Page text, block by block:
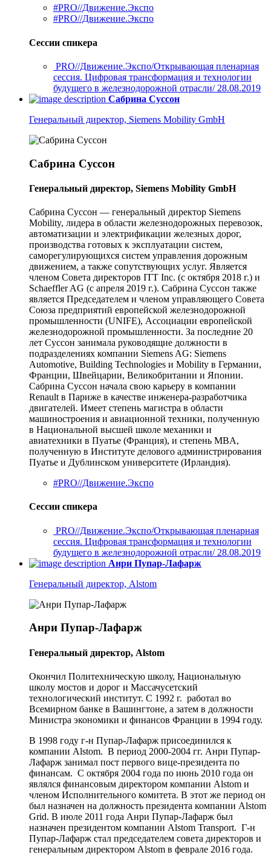
#PRO//Движение.Экспо
#PRO//Движение.Экспо
Сессии спикера
PRO//Движение.Экспо/Открывающая пленарная
сессия. Цифровая трансформация и технологии
будущего в железнодорожной отрасли/ 28.08.2019
Сабрина Суссон
Генеральный директор, Siemens Mobility GmbH
Сабрина Суссон
Генеральный директор, Siemens Mobility GmbH
Сабрина Суссон — генеральный директор Siemens
Mobility, лидера в области железнодорожных перевозок,
автоматизации и электрификации железных дорог,
производства готовых к эксплуатации систем,
саморегулирующихся систем управления дорожным
движением, а также сопутствующих услуг. Является
членом Совета директоров ITT Inc. (с октября 2018 г.) и
Schaeffler AG (с апреля 2019 г.). Сабрина Суссон также
является Председателем и членом управляющего Совета
Союза предприятий европейской железнодорожной
промышленности (UNIFE), Ассоциации европейской
железнодорожной промышленности. За последние 20
лет Суссон занимала руководящие должности в
подразделениях компании Siemens AG: Siemens
Automotive, Building Technologies и Mobility в Германии,
Франции, Швейцарии, Великобритании и Японии.
Сабрина Суссон начала свою карьеру в компании
Renault в Париже в качестве инженера-разработчика
двигателей. Имеет степень магистра в области
машиностроения и авиационной техники, полученную
в Национальной высшей школе механики и
авиатехники в Пуатье (Франция), и степень MBA,
полученную в Институте делового администрирования
Пуатье и Дублинском университете (Ирландия).
#PRO//Движение.Экспо
Сессии спикера
PRO//Движение.Экспо/Открывающая пленарная
сессия. Цифровая трансформация и технологии
будущего в железнодорожной отрасли/ 28.08.2019
Анри Пупар-Лафарж
Генеральный директор, Alstom
Анри Пупар-Лафарж
Генеральный директор, Alstom
Окончил Политехническую школу, Национальную
школу мостов и дорог и Массачусетский
технологический институт. С 1992 г. работал во
Всемирном банке в Вашингтоне, а затем в должности
Министра экономики и финансов Франции в 1994 году.
В 1998 году г-н Пупар-Лафарж присоединился к
компании Alstom. В период 2000-2004 гг. Анри Пупар-
Лафарж занимал пост первого вице-президента по
финансам. С октября 2004 года по июнь 2010 года он
являлся финансовым директором компании Alstom и
членом Исполнительного комитета. В этот же период он
был назначен на должность президента компании Alstom
Grid. В июле 2011 года Анри Пупар-Лафарж был
назначен президентом компании Alstom Transport. Г-н
Пупар-Лафарж стал председателем совета директоров и
генеральным директором Alstom в феврале 2016 года.